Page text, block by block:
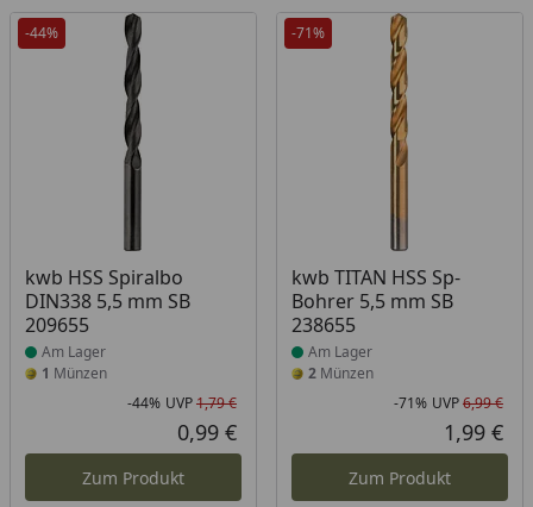
-44%
kwb HSS Spiralbo
DIN338 5,5 mm SB
209655
Produkt am Lager
Am Lager
1 Münzen
Rabatt in Prozent
-44%
Ursprünglicher Preis
UVP1,79 €
Aktueller Preis
0,99 €
Zum Produkt
-71%
kwb TITAN HSS Sp-
Bohrer 5,5 mm SB
238655
Produkt am Lager
Am Lager
2Münzen
-71% UVP6,99 €
1,99 €
Zum Produkt